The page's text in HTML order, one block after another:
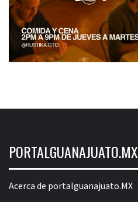
PORTALGUANAJUATO.MX
Acerca de portalguanajuato.MX